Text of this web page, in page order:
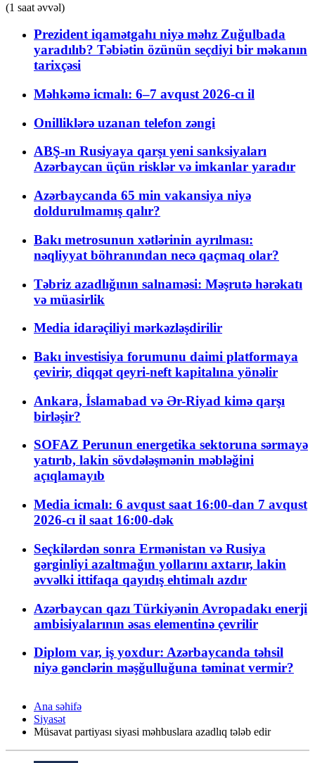
(1 saat əvvəl)
Prezident iqamətgahı niyə məhz Zuğulbada
yaradılıb? Təbiətin özünün seçdiyi bir məkanın
tarixçəsi
Məhkəmə icmalı: 6–7 avqust 2026-cı il
Onilliklərə uzanan telefon zəngi
ABŞ-ın Rusiyaya qarşı yeni sanksiyaları
Azərbaycan üçün risklər və imkanlar yaradır
Azərbaycanda 65 min vakansiya niyə
doldurulmamış qalır?
Bakı metrosunun xətlərinin ayrılması:
nəqliyyat böhranından necə qaçmaq olar?
Təbriz azadlığının salnaməsi: Məşrutə hərəkatı
və müasirlik
Media idarəçiliyi mərkəzləşdirilir
Bakı investisiya forumunu daimi platformaya
çevirir, diqqət qeyri-neft kapitalına yönəlir
Ankara, İslamabad və Ər-Riyad kimə qarşı
birləşir?
SOFAZ Perunun energetika sektoruna sərmayə
yatırıb, lakin sövdələşmənin məbləğini
açıqlamayıb
Media icmalı: 6 avqust saat 16:00-dan 7 avqust
2026-cı il saat 16:00-dək
Seçkilərdən sonra Ermənistan və Rusiya
gərginliyi azaltmağın yollarını axtarır, lakin
əvvəlki ittifaqa qayıdış ehtimalı azdır
Azərbaycan qazı Türkiyənin Avropadakı enerji
ambisiyalarının əsas elementinə çevrilir
Diplom var, iş yoxdur: Azərbaycanda təhsil
niyə gənclərin məşğulluğuna təminat vermir?
Ana səhifə
Siyasət
Müsavat partiyası siyasi məhbuslara azadlıq tələb edir